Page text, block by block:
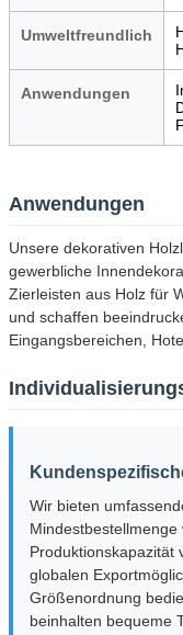
Umweltfreundlich
Anwendungen
Anwendungen
Unsere dekorativen
gewerbliche
Zierleisten aus Holz für
und schaffen
Eingangsbereichen,
Wir bieten
Produktionskapazität
globalen
Größenordnung
beinhalten bequeme